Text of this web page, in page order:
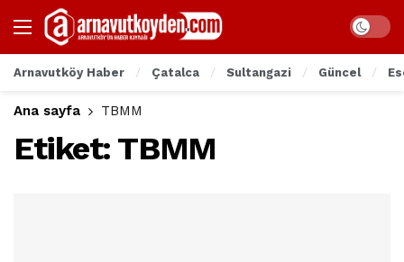
Arnavutköy Haber Çatalca Sultangazi Güncel
Ana sayfa TBMM
Etiket: TBMM